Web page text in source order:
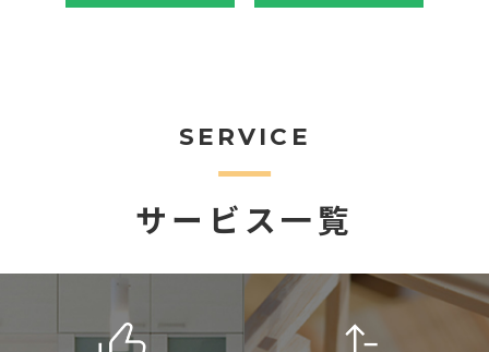
SERVICE
サービス一覧